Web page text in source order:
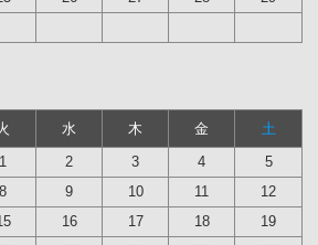
水 木 金
土
1
2 3 4
5
8 9 10 11
12
16 17 18
19